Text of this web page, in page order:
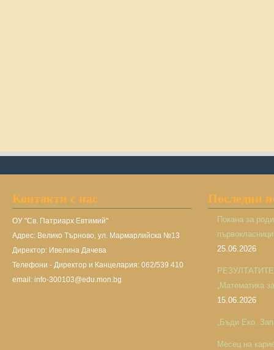
Контакти с нас
ОУ "Св. Патриарх Евтимий"
Адрес: Велико Търново, ул. Мармарлийска №13
Директор: Ивелина Дачева
Телефони - Директор и Канцелария: 062/539 410
email: info-300103@edu.mon.bg
Последни
Покана за
25.06.2026
РЕЗУЛТАТИТЕ
„Математика
15.06.2026
„Бъди Еко.
Месец на